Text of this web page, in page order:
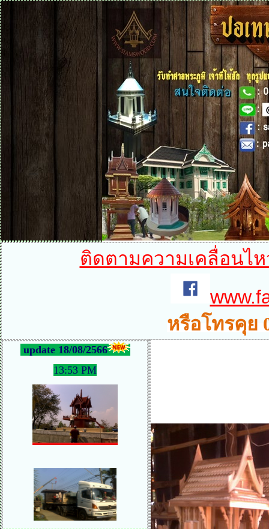
ติดตามความเคลื่อนไ
หรือโทรคุย
update 18/08/2566
13:53 PM